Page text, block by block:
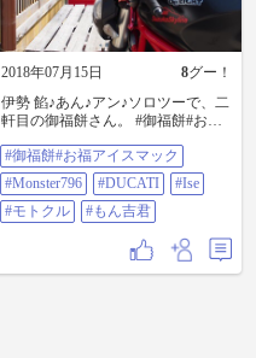
2018年07月15日 8グー！
伊勢 餡♪あん♪アン♪ソロツーで、二
軒目の御福餅さん。 #御福餅#お福
#Ise #モトクル #もん吉君
#御福餅#お福アイスマック
#Monster796
#DUCATI
#Ise
#モトクル
#もん吉君